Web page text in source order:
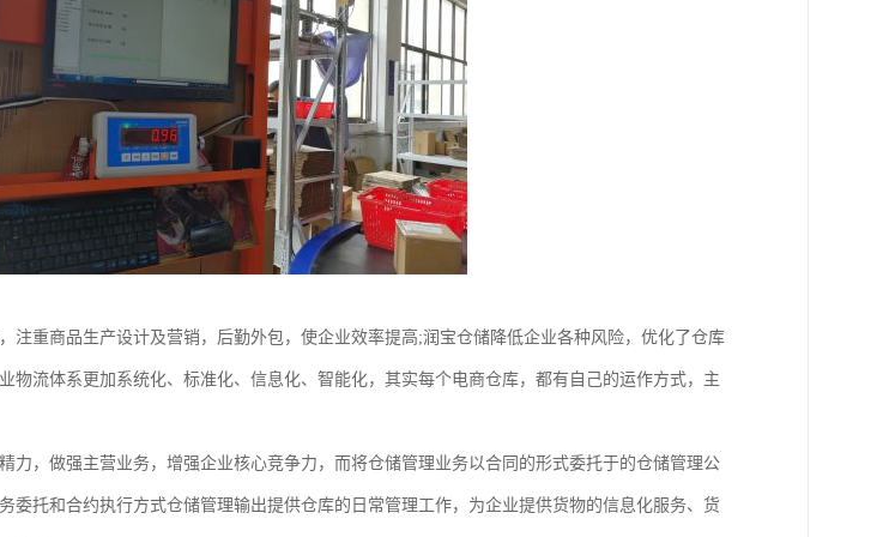
注重商品生产设计及营销，后勤外包，使企业效率提高;润宝仓储降低企业各种风险，优化了仓库
物流体系更加系统化、标准化、信息化、智能化，其实每个电商仓库，都有自己的运作方式，主
力，做强主营业务，增强企业核心竞争力，而将仓储管理业务以合同的形式委托于的仓储管理公
委托和合约执行方式仓储管理输出提供仓库的日常管理工作，为企业提供货物的信息化服务、货